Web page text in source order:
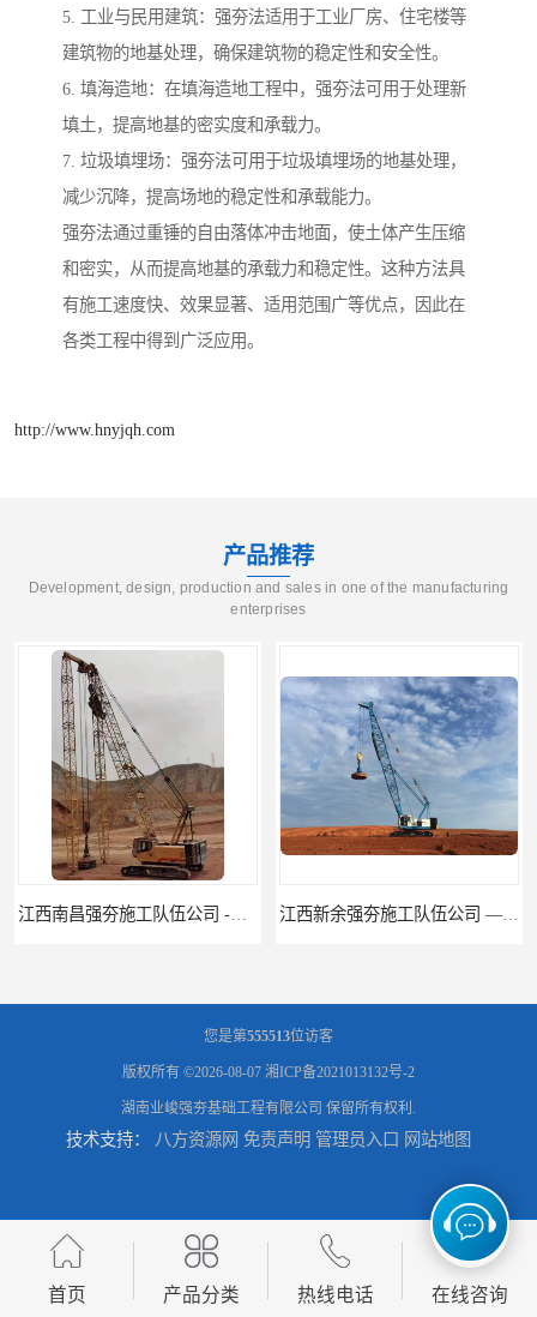
5. 工业与民用建筑：强夯法适用于工业厂房、住宅楼等
建筑物的地基处理，确保建筑物的稳定性和安全性。
6. 填海造地：在填海造地工程中，强夯法可用于处理新
填土，提高地基的密实度和承载力。
7. 垃圾填埋场：强夯法可用于垃圾填埋场的地基处理，
减少沉降，提高场地的稳定性和承载能力。
强夯法通过重锤的自由落体冲击地面，使土体产生压缩
和密实，从而提高地基的承载力和稳定性。这种方法具
有施工速度快、效果显著、适用范围广等优点，因此在
各类工程中得到广泛应用。
http://www.hnyjqh.com
产品推荐
Development, design, production and sales in one of the manufacturing
enterprises
湖南强夯施工公司 湖南怀化强夯施工队伍公司厂房地基强夯施工
您是第555513位访客
版权所有 ©2026-08-07 湘ICP备2021013132号-2
湖南业峻强夯基础工程有限公司 保留所有权利.
技术支持： 八方资源网 免责声明 管理员入口 网站地图
首页 产品分类 热线电话 在线咨询